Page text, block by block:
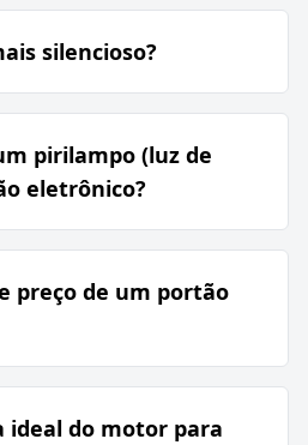
silencioso?
pirilampo (luz de
eletrônico?
preço de um portão
ideal do motor para